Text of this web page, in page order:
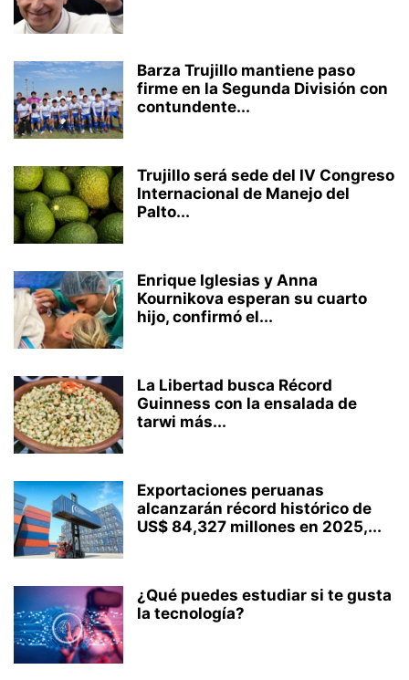
Barza Trujillo mantiene paso
firme en la Segunda División con
contundente...
Trujillo será sede del IV Congreso
Internacional de Manejo del
Palto...
Enrique Iglesias y Anna
Kournikova esperan su cuarto
hijo, confirmó el...
La Libertad busca Récord
Guinness con la ensalada de
tarwi más...
Exportaciones peruanas
alcanzarán récord histórico de
US$ 84,327 millones en 2025,...
¿Qué puedes estudiar si te gusta
la tecnología?